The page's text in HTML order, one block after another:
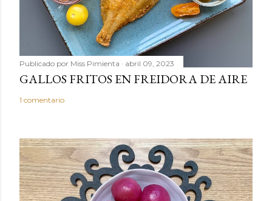
r
i
o
Publicado por Miss Pimienta abril 09, 2023
GALLOS FRITOS EN FREIDORA DE AIRE
1 comentario